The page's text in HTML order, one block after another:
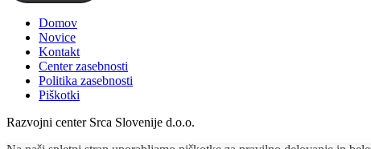
Domov
Novice
Kontakt
Center zasebnosti
Politika zasebnosti
Piškotki
Razvojni center Srca Slovenije d.o.o.